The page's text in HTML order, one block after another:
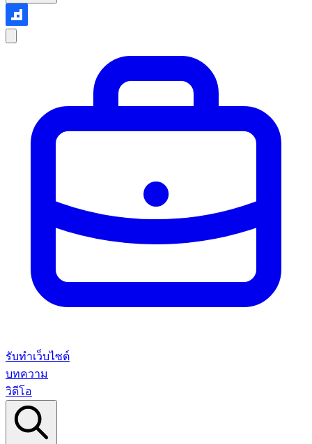
รับทำเว็บไซต์
บทความ
วิดีโอ